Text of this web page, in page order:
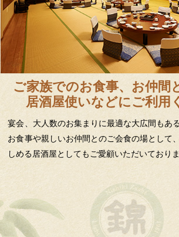
ご家族でのお食事、お仲間
居酒屋使いなどにご利用
宴会、大人数のお集まりに最適な大広間もあ
お食事や親しいお仲間とのご会食の場として
しめる居酒屋としてもご愛顧いただいておりま